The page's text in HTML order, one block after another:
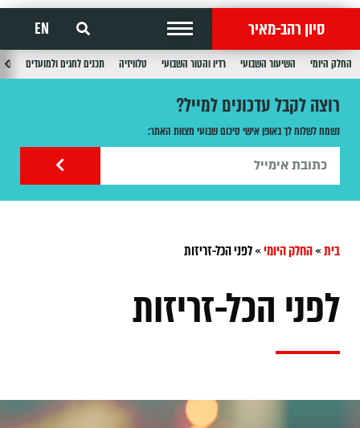
סיון רהב-מאיר EN
החלק היומי השיעור השבועי רדיו והטור השבועי טלוויזיה תכנים לחגים ולמועדים
רוצה לקבל עדכונים למייל?
נשמח לשלוח לך באופן אישי סיכום שבועי מצוות האתר:
בית»החלק היומי»לפני הכל-זריזות
לפני הכל-זריזות